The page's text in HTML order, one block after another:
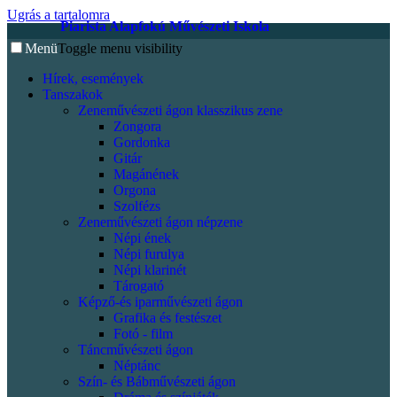
Ugrás a tartalomra
Piarista Alapfokú Művészeti Iskola
MenüToggle menu visibility
Hírek, események
Tanszakok
Zeneművészeti ágon klasszikus zene
Zongora
Gordonka
Gitár
Magánének
Orgona
Szolfézs
Zeneművészeti ágon népzene
Népi ének
Népi furulya
Népi klarinét
Tárogató
Képző-és iparművészeti ágon
Grafika és festészet
Fotó - film
Táncművészeti ágon
Néptánc
Szín- és Bábművészeti ágon